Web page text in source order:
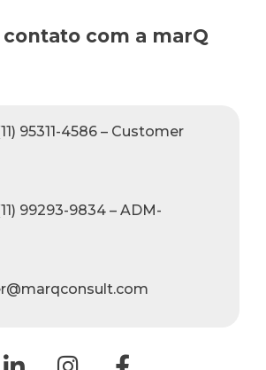
com a marQ
95311-4586 – Customer
99293-9834 – ADM-